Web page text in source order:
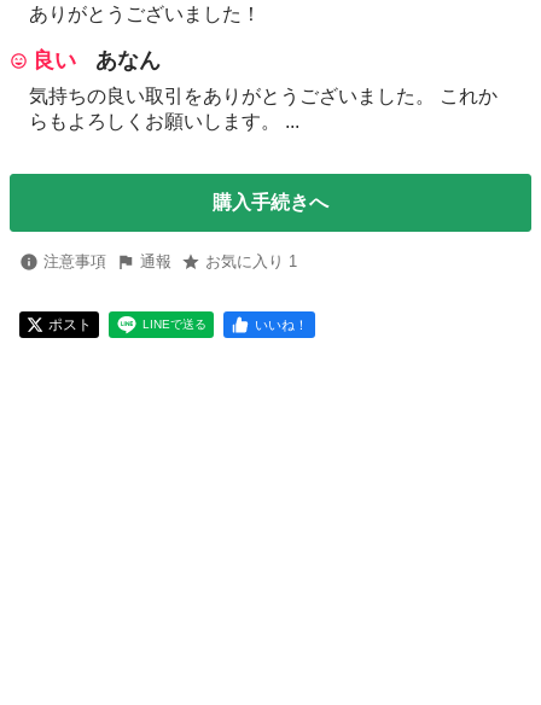
ありがとうございました！
良い あなん
気持ちの良い取引をありがとうございました。 これか
らもよろしくお願いします。 ...
購入手続きへ
注意事項 通報 お気に入り 1
ポスト LINEで送る いいね！